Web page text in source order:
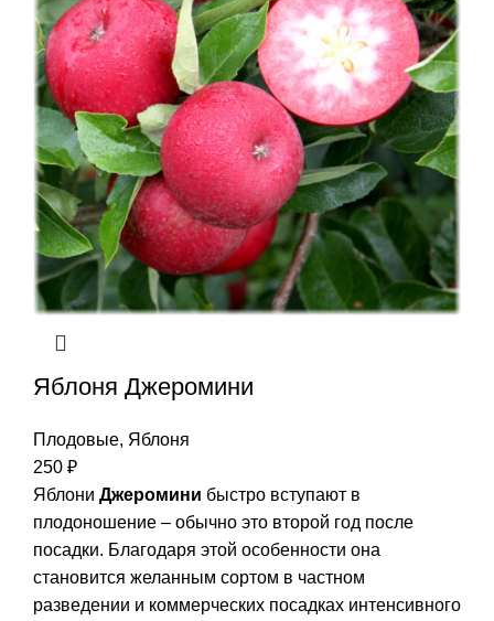
Яблоня Джеромини
Плодовые, Яблоня
250 ₽
Яблони Джеромини быстро вступают в
плодоношение – обычно это второй год после
посадки. Благодаря этой особенности она
становится желанным сортом в частном
разведении и коммерческих посадках интенсивного